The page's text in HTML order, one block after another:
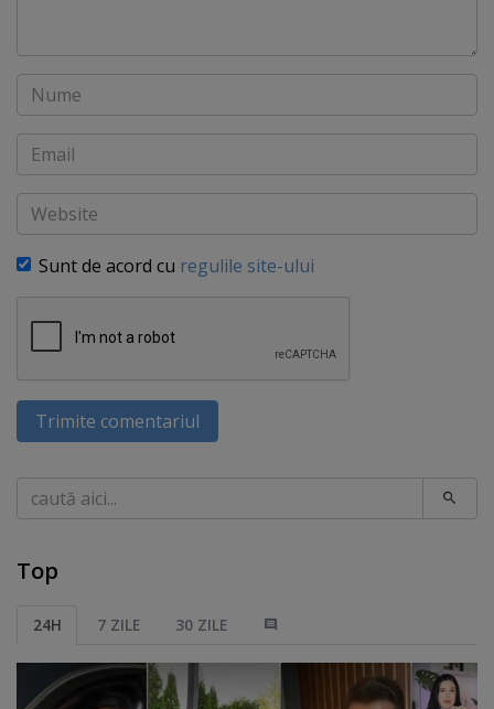
Nume
Email
Website
Sunt de acord cu regulile site-ului
Trimite comentariul
Caută
Top
24H 7 ZILE 30 ZILE